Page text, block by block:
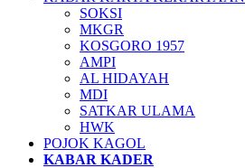
SOKSI
MKGR
KOSGORO 1957
AMPI
AL HIDAYAH
MDI
SATKAR ULAMA
HWK
POJOK KAGOL
KABAR KADER